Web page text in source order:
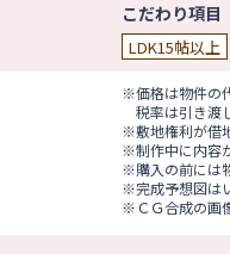
こだわり項目
LDK15帖以上
※価格は物件の
税率は引き渡
※敷地権利が借
※制作中に内容
※購入の前には
※完成予想図は
※ＣＧ合成の画